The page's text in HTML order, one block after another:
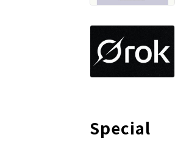
Special